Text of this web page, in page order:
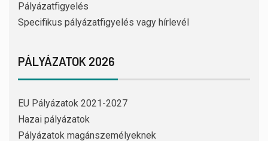
Pályázatfigyelés
Specifikus pályázatfigyelés vagy hírlevél
PÁLYÁZATOK 2026
EU Pályázatok 2021-2027
Hazai pályázatok
Pályázatok magánszemélyeknek